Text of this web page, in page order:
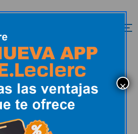
E.LECLERC SORIA
ANIVERSARIO
ENTREGA EL